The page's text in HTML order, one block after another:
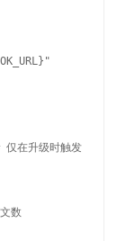
在升级时触发